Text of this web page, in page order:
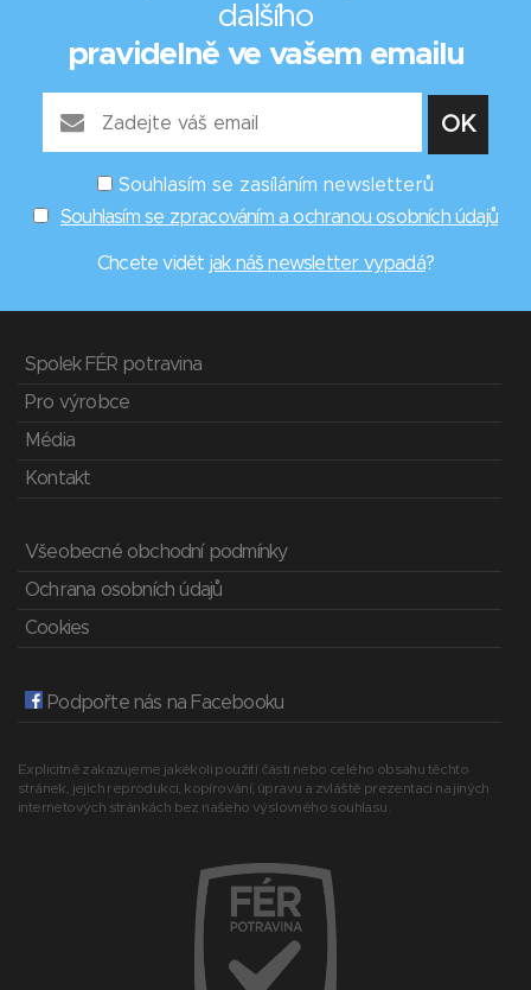
dalšího
pravidelně ve vašem emailu
Souhlasím se zasíláním newsletterů
Souhlasím se zpracováním a ochranou osobních údajů
Chcete vidět jak náš newsletter vypadá?
Spolek FÉR potravina
Pro výrobce
Média
Kontakt
Všeobecné obchodní podmínky
Ochrana osobních údajů
Cookies
Podpořte nás na Facebooku
Explicitně zakazujeme jakékoli použití části nebo celého obsahu těchto
stránek, jejich reprodukci, kopírování, úpravu a zvláště prezentaci na jiných
internetových stránkách bez našeho výslovného souhlasu.